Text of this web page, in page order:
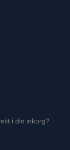
i din inkorg?